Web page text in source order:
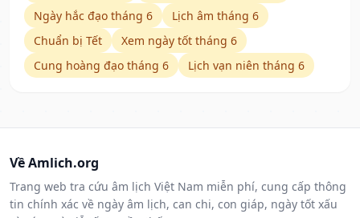
Ngày hắc đạo tháng 6
Lịch âm tháng 6
Chuẩn bị Tết
Xem ngày tốt tháng 6
Cung hoàng đạo tháng 6
Lịch vạn niên tháng 6
Về Amlich.org
Trang web tra cứu âm lịch Việt Nam miễn phí, cung cấp thông
tin chính xác về ngày âm lịch, can chi, con giáp, ngày tốt xấu